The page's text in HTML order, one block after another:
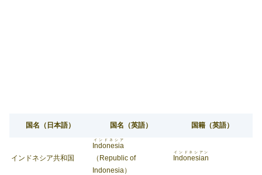
国名（日本語） 国名（英語） 国籍（英語）
インドネシア共和国
Indonesia
インドネシア
（Republic of
Indonesia）
Indonesian
インドネシアン